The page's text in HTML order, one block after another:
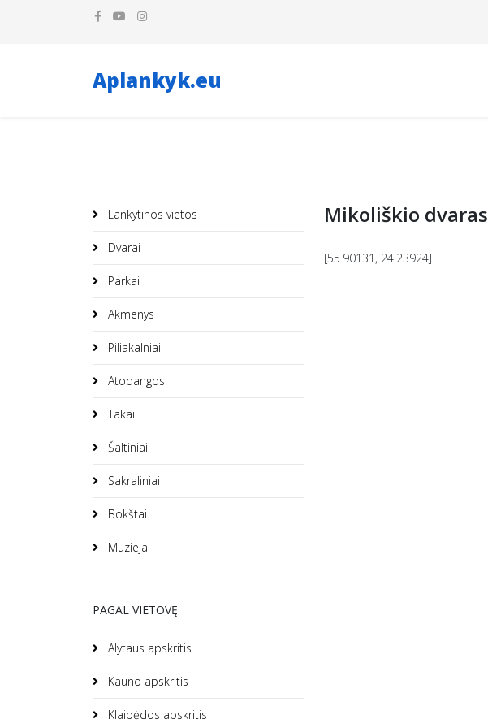
Aplankyk.eu
Lankytinos vietos
Dvarai
Parkai
Akmenys
Piliakalniai
Atodangos
Takai
Šaltiniai
Sakraliniai
Bokštai
Muziejai
PAGAL VIETOVĘ
Alytaus apskritis
Kauno apskritis
Klaipėdos apskritis
Mikoliškio dvaras
[55.90131, 24.23924]